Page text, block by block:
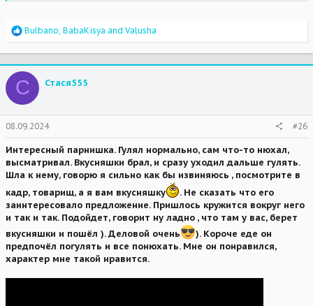
R
a
c
t
i
o
n
s
:
Bulbano BabaKisya and Valusha
С Стася555
08.09.2024 #26
Интересный парнишка. Гулял нормально, сам что-то нюхал,
высматривал. Вкусняшки брал, и сразу уходил дальше гулять.
Шла к нему, говорю я сильно как бы извиняюсь , посмотрите в
кадр, товарищ, а я вам вкусняшку
. Не сказать что его
заинтересовало предложение. Пришлось кружится вокруг него
и так и так. Подойдет, говорит ну ладно , что там у вас, берет
вкусняшки и пошёл ). Деловой очень
). Короче еде он
предпочёл погулять и все понюхать. Мне он понравился,
характер мне такой нравится.